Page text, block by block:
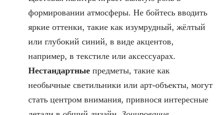
формировании атмосферы. Не бойтесь вводить
яркие оттенки, такие как изумрудный, жёлтый
или глубокий синий, в виде акцентов,
например, в текстиле или аксессуарах.
Нестандартные предметы, такие как
необычные светильники или арт-объекты, могут
стать центром внимания, привнося интересные